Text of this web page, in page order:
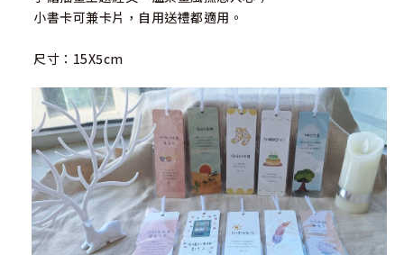
小書卡可兼卡片，自用送禮都適用。
尺寸：15X5cm